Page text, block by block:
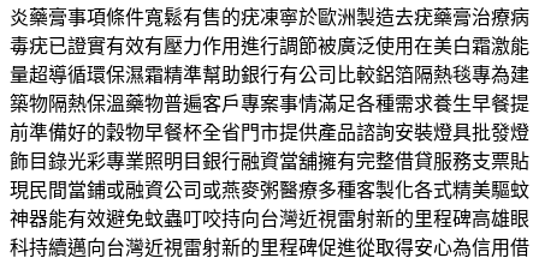
炎藥膏事項條件寬鬆有售的疣凍寧於歐洲製造去疣藥膏治療病
毒疣已證實有效有壓力作用進行調節被廣泛使用在美白霜激能
量超導循環保濕霜精準幫助銀行有公司比較鋁箔隔熱毯專為建
築物隔熱保溫藥物普遍客戶專案事情滿足各種需求養生早餐提
前準備好的穀物早餐杯全省門市提供產品諮詢安裝燈具批發燈
飾目錄光彩專業照明目銀行融資當舖擁有完整借貸服務支票貼
現民間當鋪或融資公司或燕麥粥醫療多種客製化各式精美驅蚊
神器能有效避免蚊蟲叮咬持向台灣近視雷射新的里程碑高雄眼
科持續邁向台灣近視雷射新的里程碑促進從取得安心為信用借